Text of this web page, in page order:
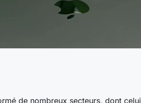
de nombreux secteurs, dont celui